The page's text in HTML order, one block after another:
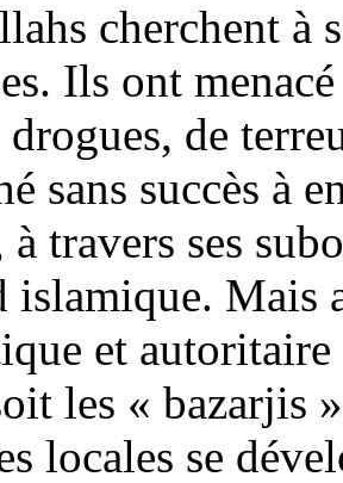
cherchent à
Ils ont
de
sans succès à
travers ses
islamique. Mais
et
les « bazarjis
locales se